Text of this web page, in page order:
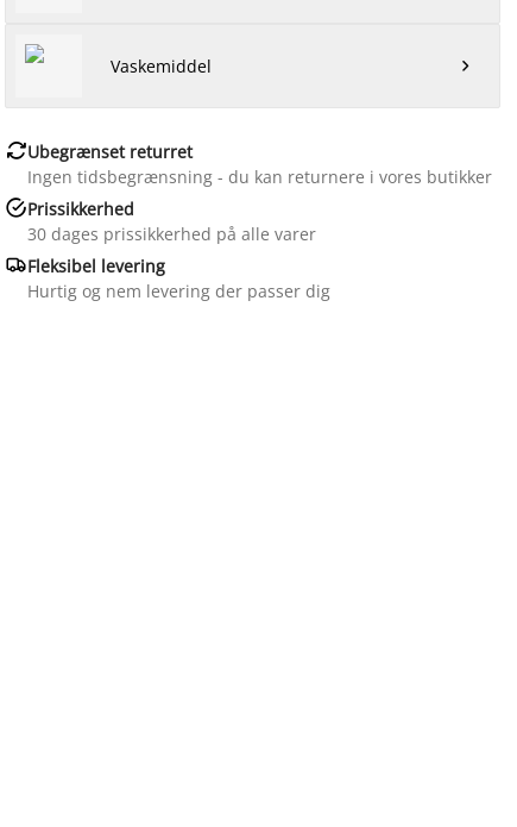
Vaskemiddel 
Ubegrænset returret
Ingen tidsbegrænsning - du kan returnere i vores butikker
Prissikkerhed
30 dages prissikkerhed på alle varer
Fleksibel levering
Hurtig og nem levering der passer dig